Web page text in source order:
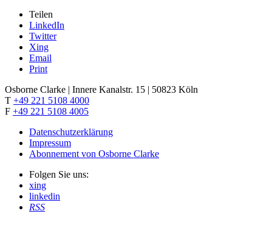
Teilen
LinkedIn
Twitter
Xing
Email
Print
Osborne Clarke | Innere Kanalstr. 15 | 50823 Köln
T +49 221 5108 4000
F +49 221 5108 4005
Datenschutzerklärung
Impressum
Abonnement von Osborne Clarke
Folgen Sie uns:
xing
linkedin
RSS